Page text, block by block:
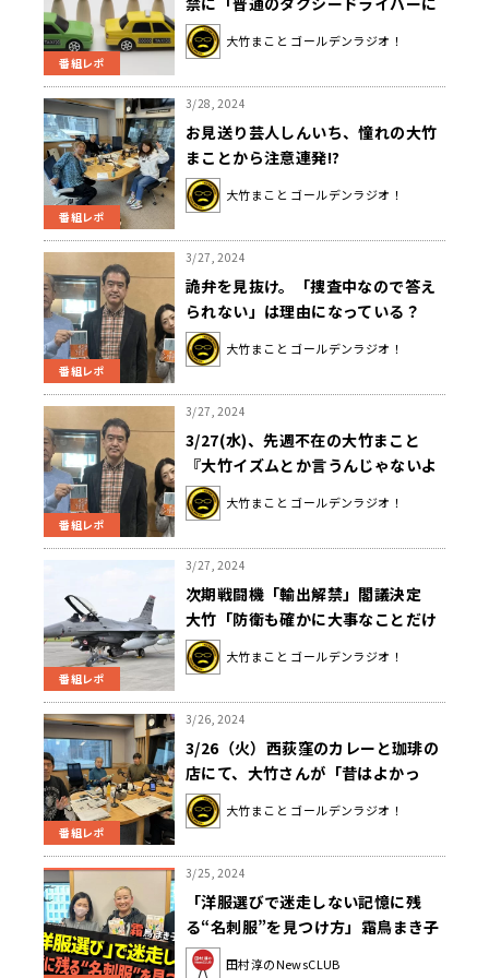
番組レポ
は色々な条件があるのに……」
大竹まこと ゴールデンラジオ！
番組レポ
3/28, 2024
お見送り芸人しんいち、憧れの大竹
まことから注意連発!?
大竹まこと ゴールデンラジオ！
番組レポ
3/27, 2024
詭弁を見抜け。「捜査中なので答え
られない」は理由になっている？
大竹まこと ゴールデンラジオ！
番組レポ
3/27, 2024
3/27(水)、先週不在の大竹まこと
『大竹イズムとか言うんじゃないよ
（苦笑）』壇蜜＆いとうあさこが暴
走気味だった先週の生放送を報告！
大竹まこと ゴールデンラジオ！
番組レポ
3/27, 2024
次期戦闘機「輸出解禁」閣議決定
大竹「防衛も確かに大事なことだけ
ど、ちゃんと国会で議論して」
大竹まこと ゴールデンラジオ！
番組レポ
3/26, 2024
3/26（火）西荻窪のカレーと珈琲の
店にて、大竹さんが「昔はよかっ
た」について店主と討論！？
大竹まこと ゴールデンラジオ！
3/25, 2024
「洋服選びで迷走しない記憶に残
る“名刺服”を見つけ方」霜鳥まき子
（田村淳のNewsCLUB 2024年3月
田村淳のNewsCLUB